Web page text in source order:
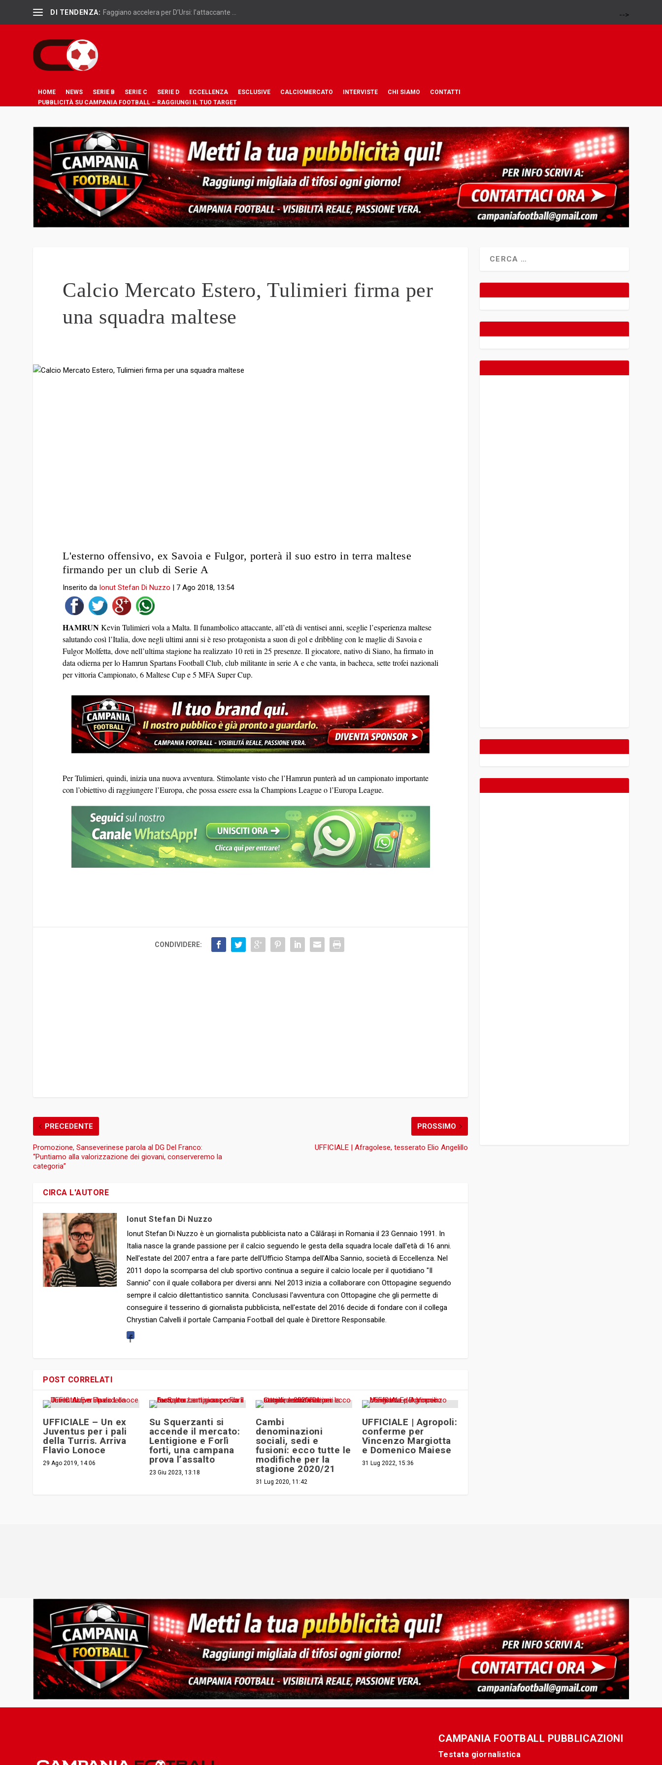
DI TENDENZA: Faggiano accelera per D’Ursi: l’attaccante ... -->
HOME NEWS SERIE B SERIE C SERIE D ECCELLENZA ESCLUSIVE CALCIOMERCATO INTERVISTE CHI SIAMO
CONTATTI
PUBBLICITÀ SU CAMPANIA FOOTBALL – RAGGIUNGI IL TUO TARGET
Calcio Mercato Estero, Tulimieri firma per
una squadra maltese
L'esterno offensivo, ex Savoia e Fulgor, porterà il suo estro in terra maltese
firmando per un club di Serie A
Inserito da Ionut Stefan Di Nuzzo | 7 Ago 2018, 13:54
HAMRUNKevin Tulimieri vola a Malta. Il funambolico attaccante, all’età di ventisei anni, sceglie l’esperienza maltese
salutando così l’Italia, dove negli ultimi anni si è reso protagonista a suon di gol e dribbling con le maglie di Savoia e
Fulgor Molfetta, dove nell’ultima stagione ha realizzato 10 reti in 25 presenze. Il giocatore, nativo di Siano, ha firmato in
data odierna per lo Hamrun Spartans Football Club, club militante in serie A e che vanta, in bacheca, sette trofei nazionali
per vittoria Campionato, 6 Maltese Cup e 5 MFA Super Cup.
Per Tulimieri, quindi, inizia una nuova avventura. Stimolante visto che l’Hamrun punterà ad un campionato importante
con l’obiettivo di raggiungere l’Europa, che possa essere essa la Champions League o l’Europa League.
CONDIVIDERE:
PRECEDENTE
Promozione, Sanseverinese parola al DG Del Franco:
“Puntiamo alla valorizzazione dei giovani, conserveremo la
categoria”
PROSSIMO
UFFICIALE | Afragolese, tesserato Elio Angelillo
CIRCA L'AUTORE
Ionut Stefan Di Nuzzo
Ionut Stefan Di Nuzzo è un giornalista pubblicista nato a Călărași in Romania il 23 Gennaio 1991. In
Italia nasce la grande passione per il calcio seguendo le gesta della squadra locale dall'età di 16 anni.
Nell'estate del 2007 entra a fare parte dell'Ufficio Stampa dell'Alba Sannio, società di Eccellenza. Nel
2011 dopo la scomparsa del club sportivo continua a seguire il calcio locale per il quotidiano "Il
Sannio" con il quale collabora per diversi anni. Nel 2013 inizia a collaborare con Ottopagine seguendo
sempre il calcio dilettantistico sannita. Conclusasi l'avventura con Ottopagine che gli permette di
conseguire il tesserino di giornalista pubblicista, nell'estate del 2016 decide di fondare con il collega
Chrystian Calvelli il portale Campania Football del quale è Direttore Responsabile.
POST CORRELATI
UFFICIALE – Un ex
Juventus per i pali
della Turris. Arriva
Flavio Lonoce
29 Ago 2019, 14:06
Su Squerzanti si
accende il mercato:
Lentigione e Forlì
forti, una campana
prova l’assalto
23 Giu 2023, 13:18
Cambi
denominazioni
sociali, sedi e
fusioni: ecco tutte le
modifiche per la
stagione 2020/21
31 Lug 2020, 11:42
UFFICIALE | Agropoli:
conferme per
Vincenzo Margiotta
e Domenico Maiese
31 Lug 2022, 15:36
CAMPANIA FOOTBALL PUBBLICAZIONI
Testata giornalistica